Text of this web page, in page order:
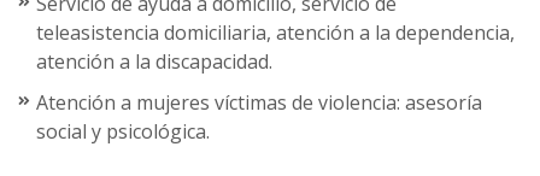
teleasistencia domiciliaria, atención a la dependencia,
atención a la discapacidad.
Atención a mujeres víctimas de violencia: asesoría
social y psicológica.